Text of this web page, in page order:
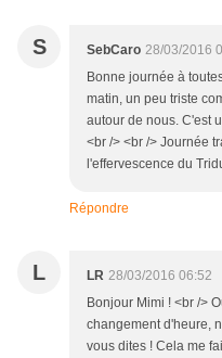
S SebCaro 28/03/2016
Bonne journée à
matin, un peu triste
autour de nous. C'est
<br /> <br /> Journée
l'effervescence du
Répondre
L LR 28/03/2016 06:52
Bonjour Mimi ! <br />
changement d'heure,
vous dites ! Cela me